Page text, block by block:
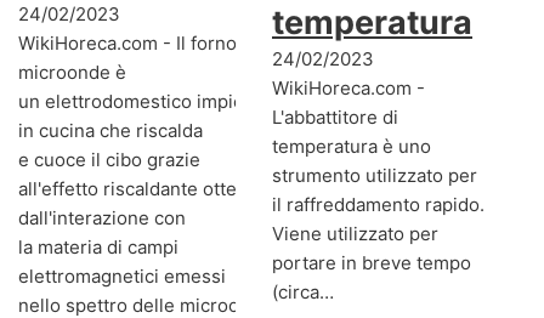
24/02/2023
WikiHoreca.com - Il forno a
microonde è
un elettrodomestico impiegato
in cucina che riscalda
e cuoce il cibo grazie
all'effetto riscaldante ottenuto
dall'interazione con
la materia di campi
elettromagnetici emessi
nello spettro delle microonde.
temperatura
24/02/2023
WikiHoreca.com -
L'abbattitore di
temperatura è uno
strumento utilizzato per
il raffreddamento rapido.
Viene utilizzato per
portare in breve tempo
(circa…